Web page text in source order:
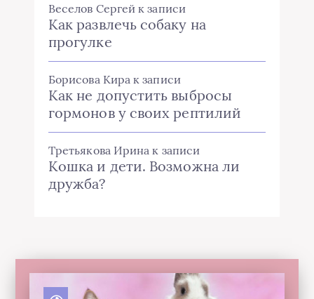
Веселов Сергей к записи
Как развлечь собаку на
прогулке
Борисова Кира к записи
Как не допустить выбросы
гормонов у своих рептилий
Третьякова Ирина к записи
Кошка и дети. Возможна ли
дружба?